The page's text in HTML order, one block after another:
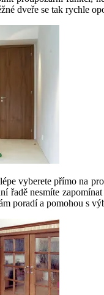
dveře se tak rychle
vyberete přímo na
řadě nesmíte
poradí a pomohou s